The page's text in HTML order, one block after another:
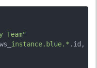
Team"
instance.blue.* .id,